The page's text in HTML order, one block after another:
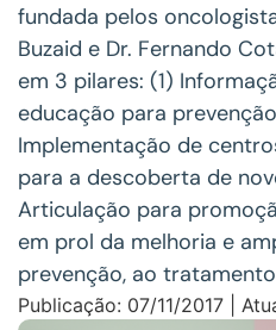
fundada pelos
Buzaid e Dr. Fernando
em 3 pilares: (1)
educação para
Implementação de
para a descoberta de
Articulação para
em prol da melhoria e
prevenção, ao
Publicação: 07/11/2017 |